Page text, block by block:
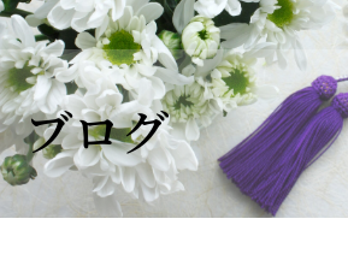
ブログ